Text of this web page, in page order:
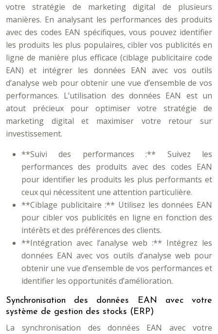
votre stratégie de marketing digital de plusieurs
manières. En analysant les performances des produits
avec des codes EAN spécifiques, vous pouvez identifier
les produits les plus populaires, cibler vos publicités en
ligne de manière plus efficace (ciblage publicitaire code
EAN) et intégrer les données EAN avec vos outils
d’analyse web pour obtenir une vue d’ensemble de vos
performances. L’utilisation des données EAN est un
atout précieux pour optimiser votre stratégie de
marketing digital et maximiser votre retour sur
investissement.
**Suivi des performances :** Suivez les
performances des produits avec des codes EAN
pour identifier les produits les plus performants et
ceux qui nécessitent une attention particulière.
**Ciblage publicitaire :** Utilisez les données EAN
pour cibler vos publicités en ligne en fonction des
intérêts et des préférences des clients.
**Intégration avec l’analyse web :** Intégrez les
données EAN avec vos outils d’analyse web pour
obtenir une vue d’ensemble de vos performances et
identifier les opportunités d’amélioration.
Synchronisation des données EAN avec votre
système de gestion des stocks (ERP)
La synchronisation des données EAN avec votre